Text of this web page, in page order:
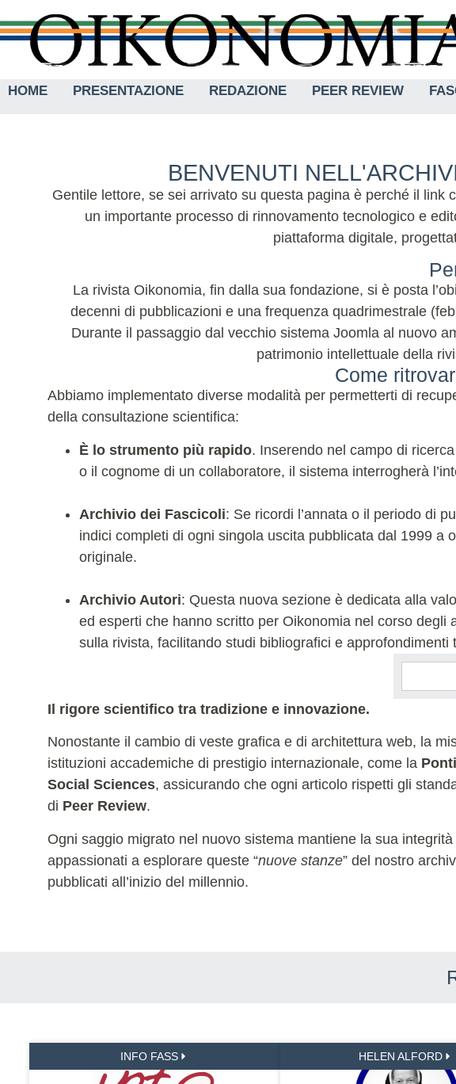
HOME PRESENTAZIONE REDAZIONE PEER REVIEW
BENVENUTI
Gentile lettore, se sei arrivato su questa pagina è perché il link
un importante processo di rinnovamento tecnologico e
piattaforma digitale,
La rivista Oikonomia, fin dalla sua fondazione, si è posta
decenni di pubblicazioni e una frequenza quadrimestrale
Durante il passaggio dal vecchio sistema Joomla al nuovo
patrimonio intellettuale della
Come
Abbiamo implementato diverse modalità per permetterti di
della consultazione scientifica:
È lo strumento più rapido. Inserendo nel campo di
o il cognome di un collaboratore, il sistema interrogherà
Archivio dei Fascicoli: Se ricordi l’annata o il periodo di
indici completi di ogni singola uscita pubblicata dal 1999 a
originale.
Archivio Autori: Questa nuova sezione è dedicata alla
ed esperti che hanno scritto per Oikonomia nel corso
sulla rivista, facilitando studi bibliografici e
Il rigore scientifico tra tradizione e innovazione.
Nonostante il cambio di veste grafica e di architettura web, la
istituzioni accademiche di prestigio internazionale, come la
Social Sciences, assicurando che ogni articolo rispetti gli
di Peer Review.
Ogni saggio migrato nel nuovo sistema mantiene la sua
appassionati a esplorare queste “nuove stanze” del nostro
pubblicati all’inizio del millennio.
INFO FASS HELEN ALFORD